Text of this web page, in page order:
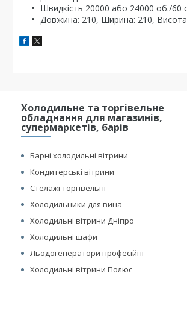
Швидкість 20000 або 24000 об./60
Довжина: 210, Ширина: 210,
Холодильне та торгівельне
обладнання для магазинів,
супермаркетів, барів
Барні холодильні вітрини
Кондитерські вітрини
Стелажі торгівельні
Холодильники для вина
Холодильні вітрини Дніпро
Холодильні шафи
Льодогенератори професійні
Холодильні вітрини Полюс